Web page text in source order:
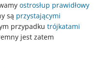
ostrosłup prawidłowy
są przystającymi
przypadku trójkatami
jest zatem